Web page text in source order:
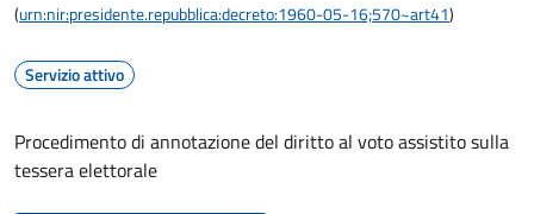
(urn:nir:presidente.repubblica:decreto:1960-05-16;570~art41)
Servizio attivo
Procedimento di annotazione del diritto al voto assistito sulla
tessera elettorale